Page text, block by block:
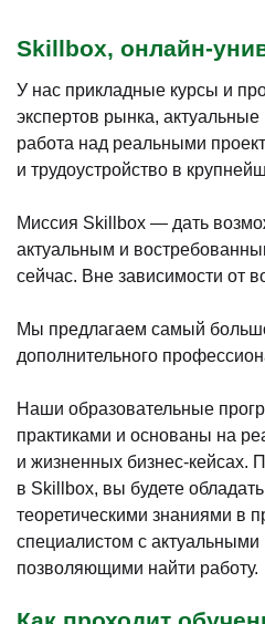
Skillbox, онлайн-
У нас прикладные курсы и
экспертов рынка,
работа над реальными
и трудоустройство в
Миссия Skillbox — дать
актуальным и
сейчас. Вне зависимости от
Мы предлагаем самый
дополнительного
Наши образовательные
практиками и основаны на
и жизненных бизнес-кейсах.
в Skillbox, вы будете
теоретическими знаниями в
специалистом с
позволяющими найти работу.